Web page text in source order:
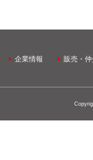
企業情報 販売・